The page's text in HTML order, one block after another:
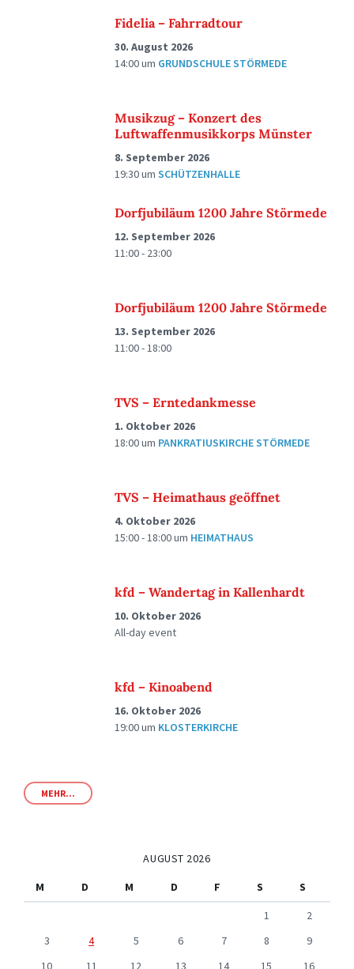
Fidelia – Fahrradtour
30. August 2026
14:00um GRUNDSCHULE STÖRMEDE
Musikzug – Konzert des
Luftwaffenmusikkorps Münster
8. September 2026
19:30um SCHÜTZENHALLE
Dorfjubiläum 1200 Jahre Störmede
12. September 2026
11:00 - 23:00
Dorfjubiläum 1200 Jahre Störmede
13. September 2026
11:00 - 18:00
TVS – Erntedankmesse
1. Oktober 2026
18:00um PANKRATIUSKIRCHE STÖRMEDE
TVS – Heimathaus geöffnet
4. Oktober 2026
15:00 - 18:00um HEIMATHAUS
kfd – Wandertag in Kallenhardt
10. Oktober 2026
All-day event
kfd – Kinoabend
16. Oktober 2026
19:00um KLOSTERKIRCHE
MEHR...
AUGUST 2026
M
D M D F S
S
1
2
3
4 5 6 7 8
9
10
11 12 13 14 15
16